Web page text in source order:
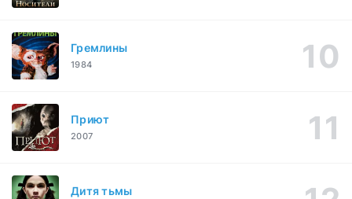
Гремлины
1984
Приют
2007
Дитя тьмы